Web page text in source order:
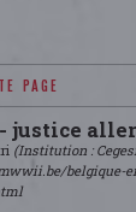
PAGE
justice
(Institution :
belgique-